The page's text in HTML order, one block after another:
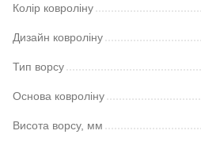
Колір ковроліну
Дизайн ковроліну
Тип ворсу
Основа ковроліну
Висота ворсу, мм